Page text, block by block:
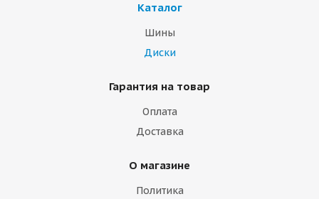
Каталог
Шины
Диски
Гарантия на товар
Оплата
Доставка
О магазине
Политика